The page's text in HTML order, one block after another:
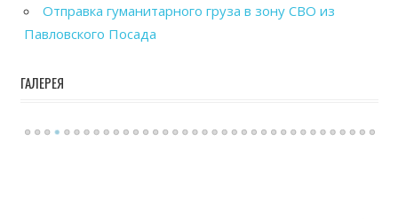
Отправка гуманитарного груза в зону СВО из
Павловского Посада
ГАЛЕРЕЯ